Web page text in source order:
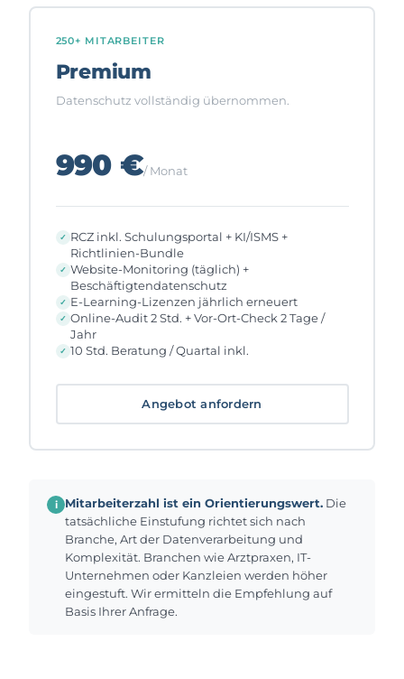
250+ MITARBEITER
Premium
Datenschutz vollständig übernommen.
990 €/ Monat
RCZ inkl. Schulungsportal + KI/ISMS +
Richtlinien-Bundle
Website-Monitoring (täglich) +
Beschäftigtendatenschutz
E-Learning-Lizenzen jährlich erneuert
Online-Audit 2 Std. + Vor-Ort-Check 2 Tage /
Jahr
10 Std. Beratung / Quartal inkl.
Angebot anfordern
i Mitarbeiterzahl ist ein Orientierungswert. Die
tatsächliche Einstufung richtet sich nach
Branche, Art der Datenverarbeitung und
Komplexität. Branchen wie Arztpraxen, IT-
Unternehmen oder Kanzleien werden höher
eingestuft. Wir ermitteln die Empfehlung auf
Basis Ihrer Anfrage.